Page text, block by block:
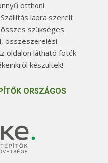
otthoni
lapra szerelt
szükséges
összeszerelési
oldalon látható fotók
készültek!
ORSZÁGOS